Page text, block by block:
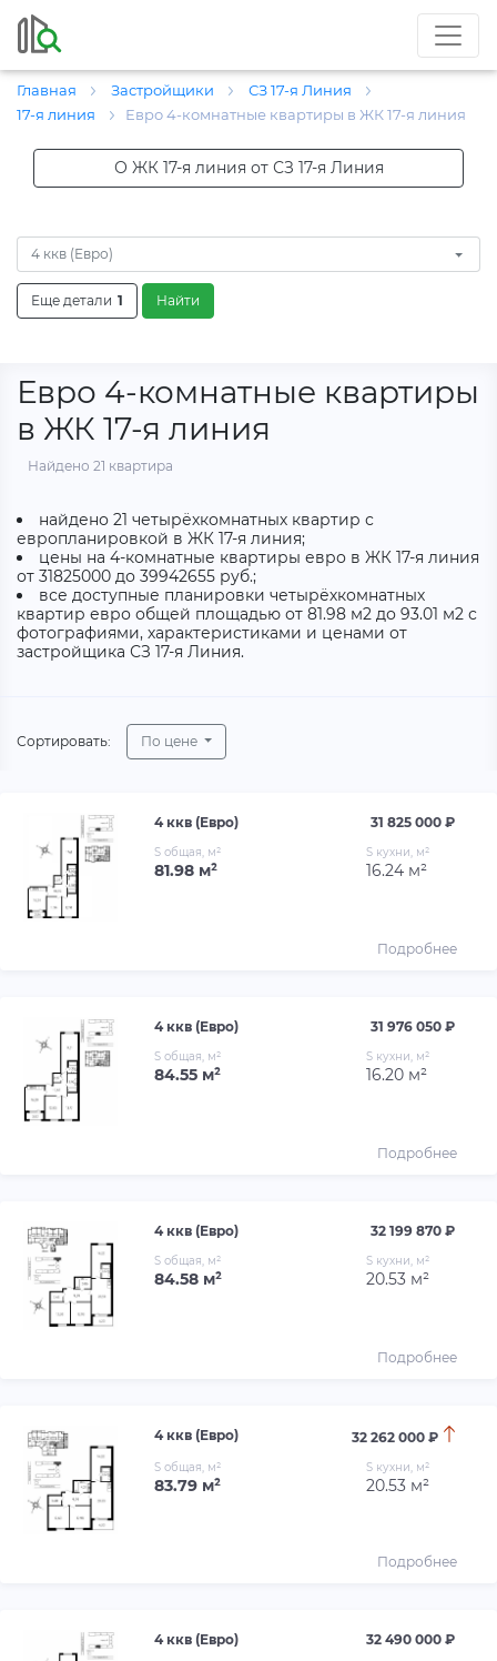
Главная Застройщики
СЗ 17-я Линия
17-я линия
Евро 4-комнатные квартиры в ЖК 17-я линия
О ЖК 17-я линия от СЗ 17-я Линия
4 ккв (Евро)
Еще детали 1 Найти
Евро 4-комнатные квартиры
в ЖК 17-я линия
Найдено 21 квартира
найдено 21 четырёхкомнатных квартир с
европланировкой в ЖК 17-я линия;
цены на 4-комнатные квартиры евро в ЖК 17-я линия
от 31825000 до 39942655 руб.;
все доступные планировки четырёхкомнатных
квартир евро общей площадью от 81.98 м2 до 93.01 м2 с
фотографиями, характеристиками и ценами от
застройщика СЗ 17-я Линия.
Сортировать: По цене
4 ккв (Евро) 31 825 000 ₽
S общая, м²
81.98 м²
S кухни, м²
16.24 м²
Подробнее
4 ккв (Евро) 31 976 050 ₽
S общая, м²
84.55 м²
S кухни, м²
16.20 м²
Подробнее
4 ккв (Евро) 32 199 870 ₽
S общая, м²
84.58 м²
S кухни, м²
20.53 м²
Подробнее
4 ккв (Евро) 32 262 000 ₽
S общая, м²
83.79 м²
S кухни, м²
20.53 м²
Подробнее
4 ккв (Евро) 32 490 000 ₽